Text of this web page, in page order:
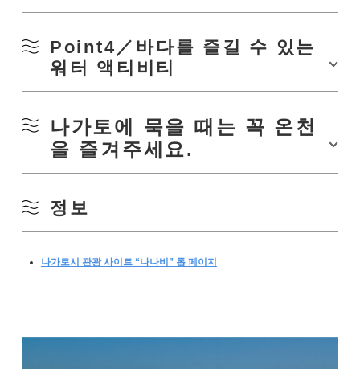
미치노에키 센자 키친 내에 있는 관광 안내소 YUKUTE에서는 대여 사이클
스트 자전거 등 다양한 차종을 준비.
혼자서 마음대로 자전거를 달려 사진을 찍거나 부모와 자식으로 와이와이
토 블루 오션 라이드
의 체험 프로그램을 제공하고 있습니다.
각 체험을 주최하는 것은 지역의 사람이나 현지의 기업. 「생선의 양식장 견
터가 가르치는 사슴 가죽 크래프트 체험」등, 다양한 프로그램을 개최해 왔
"북쪽 나가토 해안 국정 공원"으로 지정된 아름다운 나가토의 바다. 「
은 체험을 할 수 있어요.
Point4／바다를 즐길 수 있는
워터 액티비티
나가토에 묵을 때는 꼭 온천
을 즐겨주세요.
정보
나가토시 관광 사이트 “나나비” 톱 페이지